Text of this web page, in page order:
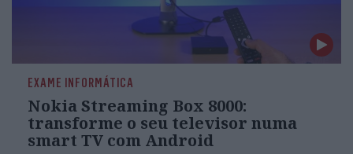
EXAME INFORMÁTICA
Nokia Streaming Box 8000:
transforme o seu televisor numa
smart TV com Android